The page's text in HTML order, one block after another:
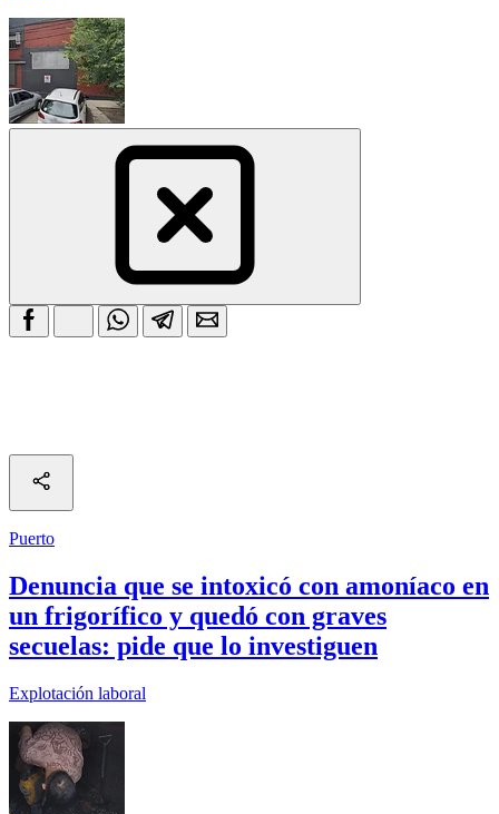
Puerto
Denuncia que se intoxicó con amoníaco en
un frigorífico y quedó con graves
secuelas: pide que lo investiguen
Explotación laboral